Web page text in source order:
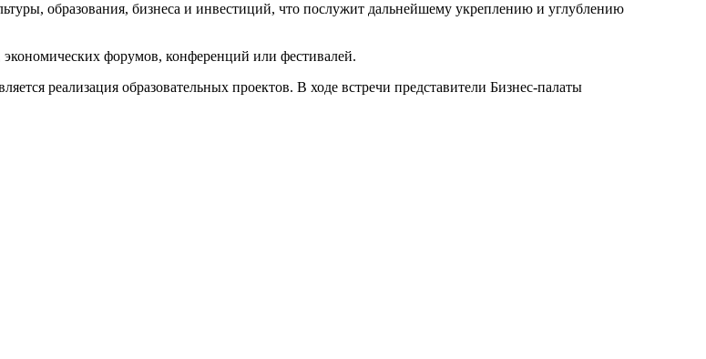
образования, бизнеса и инвестиций, что послужит дальнейшему укреплению и углублению
форумов, конференций или фестивалей.
реализация образовательных проектов. В ходе встречи представители Бизнес-палаты